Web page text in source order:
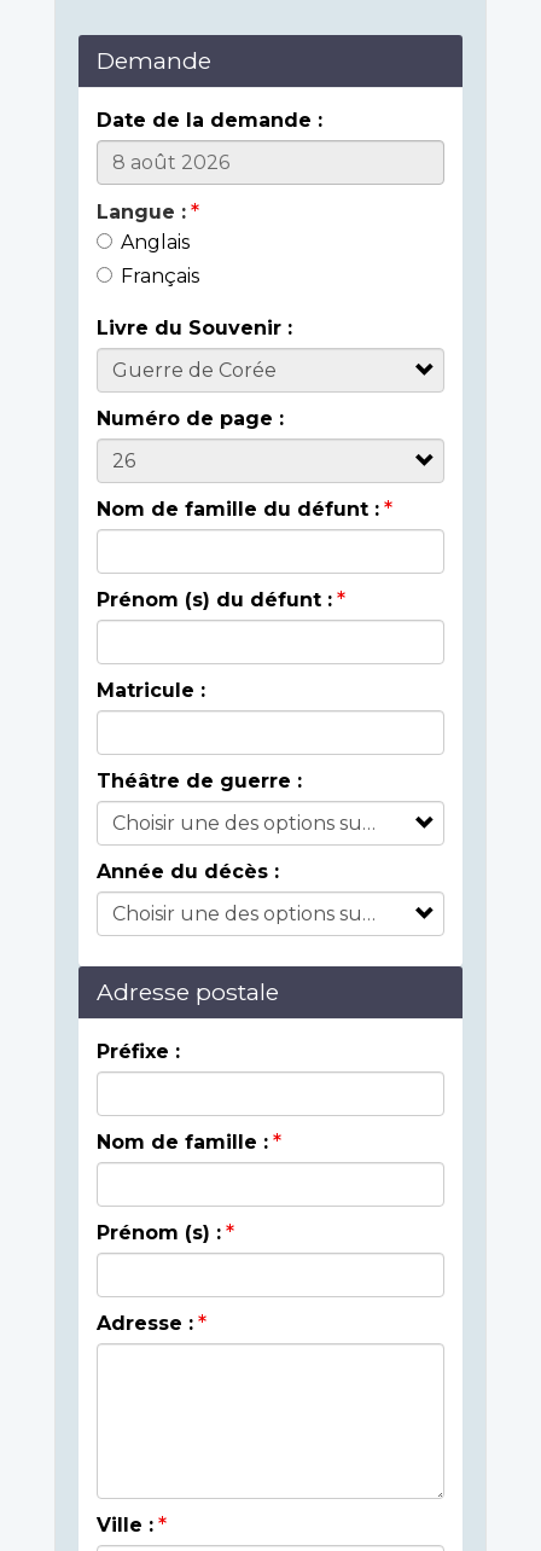
Demande
Date de la demande :
Langue :
Anglais
Français
Livre du Souvenir :
Numéro de page :
Nom de famille du défunt :
Prénom (s) du défunt :
Matricule :
Théâtre de guerre :
Année du décès :
Adresse postale
Préfixe :
Nom de famille :
Prénom (s) :
Adresse :
Ville :